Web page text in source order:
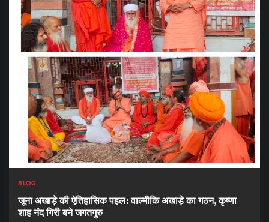
BLOG
जूना अखाड़े की ऐतिहासिक पहल: वाल्मीकि अखाड़े का गठन, कृष्णा
शाह नंद गिरी बने जगतगुरु